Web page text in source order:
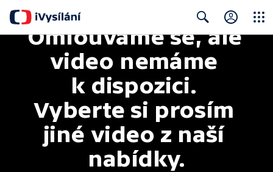
Search
Omlouváme se, ale
video nemáme
k dispozici.
Vyberte si prosím
jiné video z naší
nabídky.